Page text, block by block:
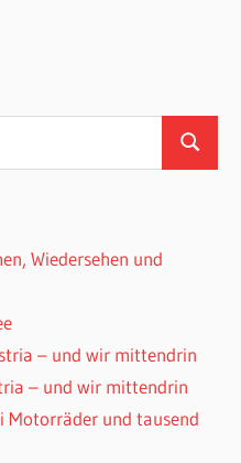
Suchen
Wiedersehen und
– und wir mittendrin
– und wir mittendrin
Motorräder und tausend